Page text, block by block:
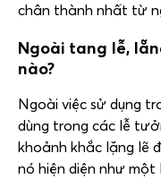
chân thành nhất từ
Ngoài tang lễ,
nào?
Ngoài việc sử dụng
dùng trong các lễ
khoảnh khắc lặng lẽ
nó hiện diện như một